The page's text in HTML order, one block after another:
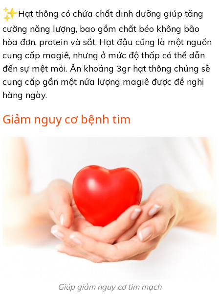
Hạt thông có chứa chất dinh dưỡng giúp tăng
cường năng lượng, bao gồm chất béo không bão
hòa đơn, protein và sắt. Hạt đậu cũng là một nguồn
cung cấp magiê, nhưng ở mức độ thấp có thể dẫn
đến sự mệt mỏi. Ăn khoảng 3gr hạt thông chúng sẽ
cung cấp gần một nửa lượng magiê được đề nghị
hàng ngày.
Giảm nguy cơ bệnh tim
Giúp giảm nguy cơ tim mạch